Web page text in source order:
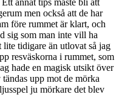
men också att de har
före rummet är klart, och
sig som man inte vill ha
tidigare än utlovat så jag
resväskorna i rummet, som
hade en magisk utsikt över
upp mot de mörka
ju mörkare det blev